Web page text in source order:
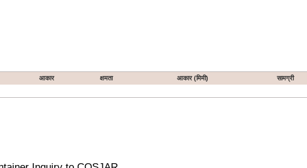
आकार क्षमता आकार (मिमी)
सामग्री